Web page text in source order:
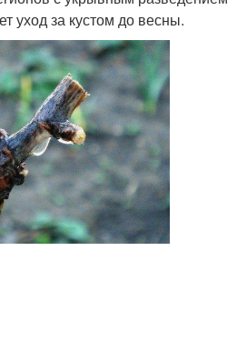
уход за кустом до весны.